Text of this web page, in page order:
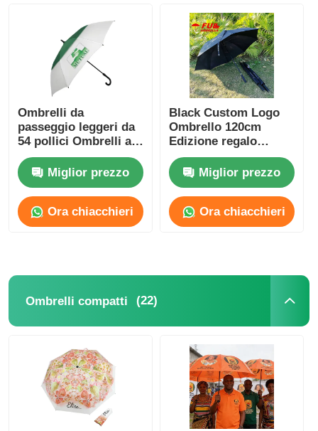
Ombrelli da
passeggio leggeri da
54 pollici Ombrelli a
copertura doppia
personalizzati
Miglior prezzo
Ora chiacchieri
Black Custom Logo
Ombrello 120cm
Edizione regalo
Premium
Miglior prezzo
Ora chiacchieri
Ombrelli compatti (22)